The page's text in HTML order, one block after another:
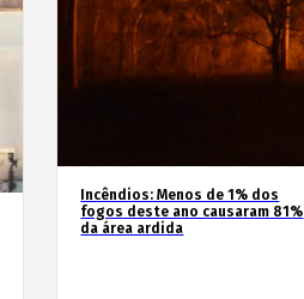
Incêndios: Menos de 1% dos
fogos deste ano causaram 81%
da área ardida